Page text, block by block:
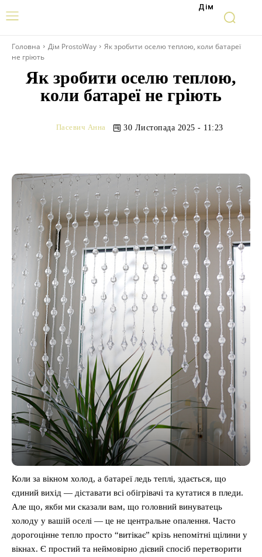
Дім
Головна Дім ProstoWay
Як зробити оселю теплою, коли батареї
не гріють
Як зробити оселю теплою,
коли батареї не гріють
Пасевич Анна 30 Листопада 2025 - 11:23
Коли за вікном холод, а батареї ледь теплі, здається, що
єдиний вихід — діставати всі обігрівачі та кутатися в пледи.
Але що, якби ми сказали вам, що головний винуватець
холоду у вашій оселі — це не центральне опалення. Часто
дорогоцінне тепло просто “витікає” крізь непомітні щілини у
вікнах. Є простий та неймовірно дієвий спосіб перетворити